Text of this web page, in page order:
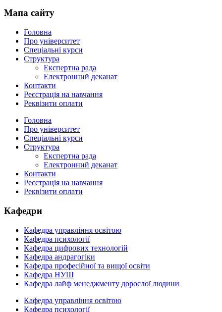
Мапа сайту
Головна
Про університет
Спеціальні курси
Структура
Експертна рада
Електронний деканат
Контакти
Реєстрація на навчання
Реквізити оплати
Головна
Про університет
Спеціальні курси
Структура
Експертна рада
Електронний деканат
Контакти
Реєстрація на навчання
Реквізити оплати
Кафедри
Кафедра управління освітою
Кафедра психології
Кафедра цифрових технологій
Кафедра андрагогіки
Кафедра професійної та вищої освіти
Кафедра НУШ
Кафедра лайф менеджменту дорослої людини
Кафедра управління освітою
Кафедра психології